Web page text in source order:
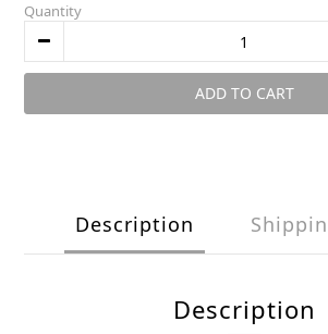
Quantity
ADD TO CART
Description
Description